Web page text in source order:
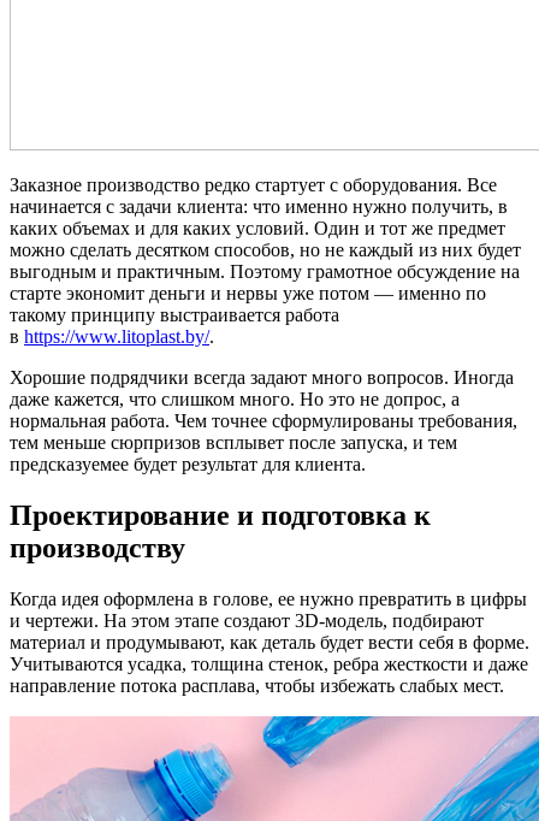
Заказное производство редко стартует с оборудования. Все
начинается с задачи клиента: что именно нужно получить, в
каких объемах и для каких условий. Один и тот же предмет
можно сделать десятком способов, но не каждый из них будет
выгодным и практичным. Поэтому грамотное обсуждение на
старте экономит деньги и нервы уже потом — именно по
такому принципу выстраивается работа
в https://www.litoplast.by/.
Хорошие подрядчики всегда задают много вопросов. Иногда
даже кажется, что слишком много. Но это не допрос, а
нормальная работа. Чем точнее сформулированы требования,
тем меньше сюрпризов всплывет после запуска, и тем
предсказуемее будет результат для клиента.
Проектирование и подготовка к
производству
Когда идея оформлена в голове, ее нужно превратить в цифры
и чертежи. На этом этапе создают 3D-модель, подбирают
материал и продумывают, как деталь будет вести себя в форме.
Учитываются усадка, толщина стенок, ребра жесткости и даже
направление потока расплава, чтобы избежать слабых мест.